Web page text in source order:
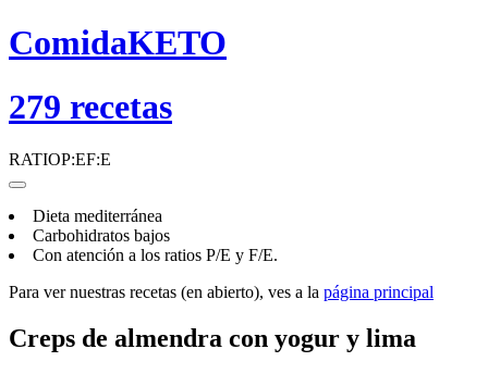
ComidaKETO
279 recetas
RATIOP:EF:E
Dieta mediterránea
Carbohidratos bajos
Con atención a los ratios P/E y F/E.
Para ver nuestras recetas (en abierto), ves a la página principal
Creps de almendra con yogur y lima